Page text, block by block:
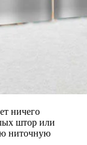
ничего
штор или
ниточную